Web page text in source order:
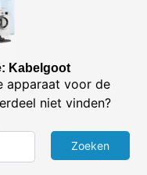
Kabelgoot
apparaat voor de
niet vinden?